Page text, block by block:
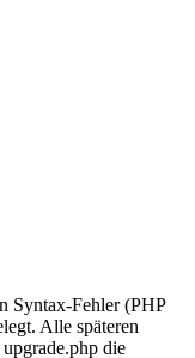
Syntax-Fehler (PHP
Alle späteren
die